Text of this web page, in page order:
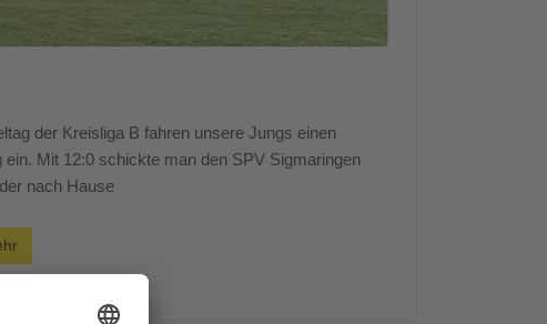
der Kreisliga B fahren unsere Jungs einen
ein. Mit 12:0 schickte man den SPV Sigmaringen
nach Hause